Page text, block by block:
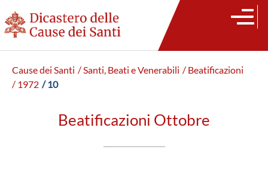
Cause dei Santi / Santi, Beati e Venerabili / Beatificazioni
/ 1972 / 10
Beatificazioni Ottobre